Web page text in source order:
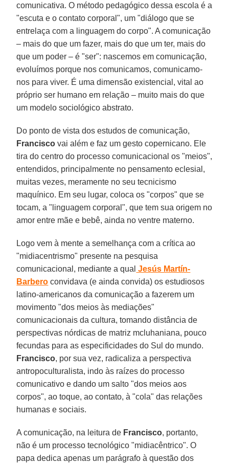
comunicativa. O método pedagógico dessa escola é a
"escuta e o contato corporal", um "diálogo que se
entrelaça com a linguagem do corpo". A comunicação
– mais do que um fazer, mais do que um ter, mais do
que um poder – é "ser": nascemos em comunicação,
evoluímos porque nos comunicamos, comunicamo-
nos para viver. É uma dimensão existencial, vital ao
próprio ser humano em relação – muito mais do que
um modelo sociológico abstrato.
Do ponto de vista dos estudos de comunicação,
Francisco vai além e faz um gesto copernicano. Ele
tira do centro do processo comunicacional os "meios",
entendidos, principalmente no pensamento eclesial,
muitas vezes, meramente no seu tecnicismo
maquínico. Em seu lugar, coloca os "corpos" que se
tocam, a "linguagem corporal", que tem sua origem no
amor entre mãe e bebê, ainda no ventre materno.
Logo vem à mente a semelhança com a crítica ao
"midiacentrismo" presente na pesquisa
comunicacional, mediante a qual Jesús Martín-
Barbero convidava (e ainda convida) os estudiosos
latino-americanos da comunicação a fazerem um
movimento "dos meios às mediações"
comunicacionais da cultura, tomando distância de
perspectivas nórdicas de matriz mcluhaniana, pouco
fecundas para as especificidades do Sul do mundo.
Francisco, por sua vez, radicaliza a perspectiva
antropoculturalista, indo às raízes do processo
comunicativo e dando um salto "dos meios aos
corpos", ao toque, ao contato, à "cola" das relações
humanas e sociais.
A comunicação, na leitura de Francisco, portanto,
não é um processo tecnológico "midiacêntrico". O
papa dedica apenas um parágrafo à questão dos